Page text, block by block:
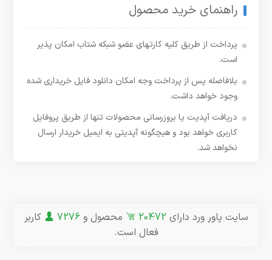
راهنمای خرید محصول
پرداخت از طریق کلیه کارتهای عضو شبکه شتاب امکان پذیر
است.
بلافاصله پس از پرداخت وجه امکان دانلود فایل خریداری شده
وجود خواهد داشت.
دریافت آپدیت یا بروزرسانی محصولات تنها از طریق پروفایل
کاربری خواهد بود و هیچگونه آپدیتی به ایمیل خریدار ارسال
نخواهد شد.
سایت پاور ورد دارای 20472 محصول و7276
کاربر
فعال است.